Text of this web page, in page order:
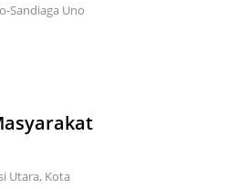
Sandiaga Uno
Utara, Kota